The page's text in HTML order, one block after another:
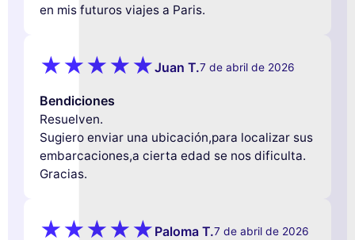
en mis futuros viajes a Paris.
Juan T.7 de abril de 2026
Bendiciones
Resuelven.
Sugiero enviar una ubicación,para localizar sus
embarcaciones,a cierta edad se nos dificulta.
Gracias.
Paloma T.7 de abril de 2026